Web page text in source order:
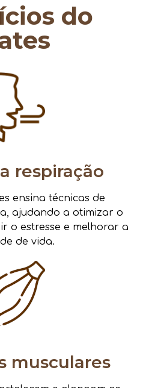
do
respiração
ensina técnicas de
ajudando a otimizar o
o estresse e melhorar a
de vida.
musculares